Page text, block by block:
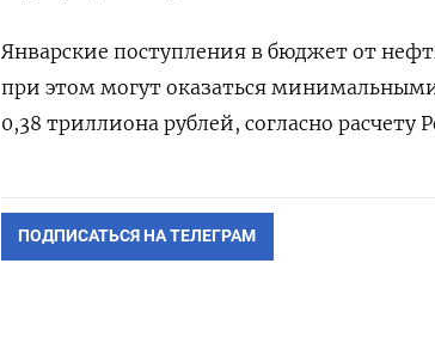
Январские поступления в бюджет от
при этом могут оказаться
0,38 триллиона рублей, согласно расчету
ПОДПИСАТЬСЯ НА ТЕЛЕГРАМ